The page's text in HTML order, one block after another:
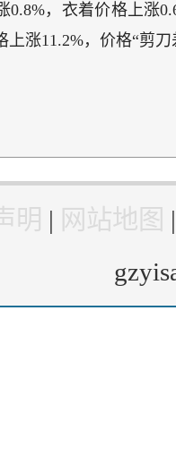
0.8%，衣着价格上涨
上涨11.2%，价格“剪
明 | 网站地图